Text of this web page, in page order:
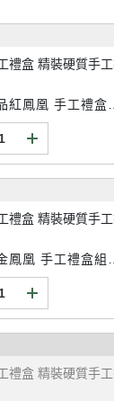
禮盒 精裝硬質手
手工禮盒組
禮盒 精裝硬質手
工禮盒組
禮盒 精裝硬質手